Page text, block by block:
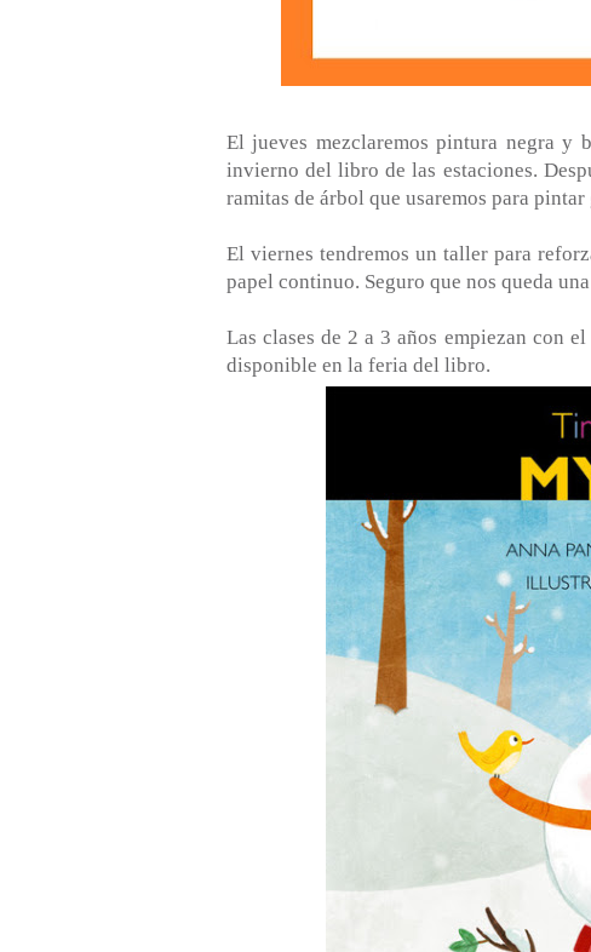
El jueves mezclaremos pintura negra y
invierno del libro de las estaciones.
ramitas de árbol que usaremos para
El viernes tendremos un taller para
papel continuo. Seguro que nos queda
Las clases de 2 a 3 años empiezan con
disponible en la feria del libro.